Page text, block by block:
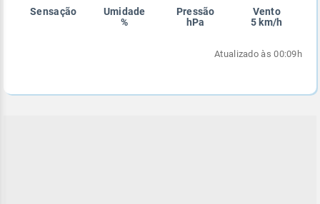
Sensação
Umidade
%
Pressão
hPa
Vento
5 km/h
Atualizado às 00:09h